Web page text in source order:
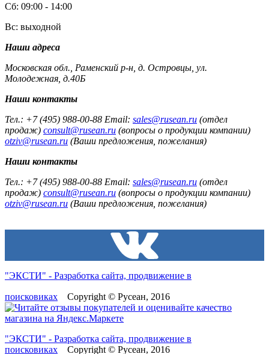
Сб: 09:00 - 14:00
Вс: выходной
Наши адреса
Московская обл., Раменский р-н, д. Островцы, ул.
Молодежная, д.40Б
Наши контакты
Тел.: +7 (495) 988-00-88 Email: sales@rusean.ru (отдел
продаж) consult@rusean.ru (вопросы о продукции компании)
otziv@rusean.ru (Ваши предложения, пожелания)
Наши контакты
Тел.: +7 (495) 988-00-88 Email: sales@rusean.ru (отдел
продаж) consult@rusean.ru (вопросы о продукции компании)
otziv@rusean.ru (Ваши предложения, пожелания)
"ЭКСТИ" - Разработка сайта, продвижение в
поисковиках Copyright © Русеан, 2016
"ЭКСТИ" - Разработка сайта, продвижение в
поисковиках Copyright © Русеан, 2016